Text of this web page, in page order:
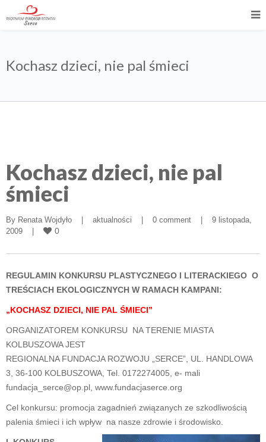
Kochasz dzieci, nie pal śmieci
Kochasz dzieci, nie pal
śmieci
By Renata Wojdyło aktualności 0 comment
9 listopada,
2009
0
REGULAMIN KONKURSU PLASTYCZNEGO I LITERACKIEGO O
TREŚCIACH EKOLOGICZNYCH W RAMACH KAMPANI:
„KOCHASZ DZIECI, NIE PAL ŚMIECI”
ORGANIZATOREM KONKURSU NA TERENIE MIASTA
KOLBUSZOWA JEST
REGIONALNA FUNDACJA ROZWOJU „SERCE”, UL. HANDLOWA
3, 36-100 KOLBUSZOWA, Tel. 0172274005, e- mali
fundacja_serce@op.pl, www.fundacjaserce.org
Cel konkursu: promocja zagadnień związanych ze szkodliwością
palenia śmieci i ich wpływ na nasze zdrowie i środowisko.